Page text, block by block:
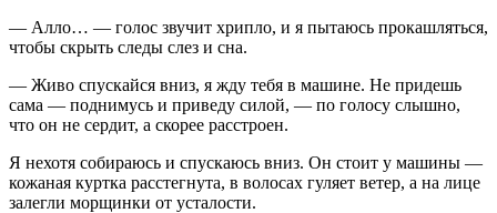
— Алло… — голос звучит хрипло, и я пытаюсь прокашляться,
чтобы скрыть следы слез и сна.
— Живо спускайся вниз, я жду тебя в машине. Не придешь
сама — поднимусь и приведу силой, — по голосу слышно,
что он не сердит, а скорее расстроен.
Я нехотя собираюсь и спускаюсь вниз. Он стоит у машины —
кожаная куртка расстегнута, в волосах гуляет ветер, а на лице
залегли морщинки от усталости.